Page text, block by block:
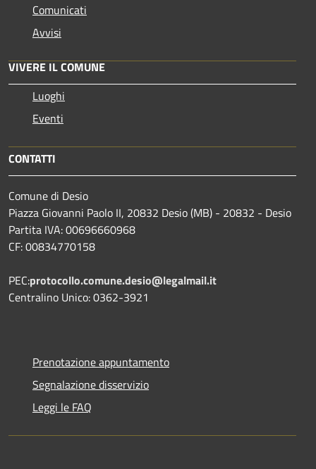
Comunicati
Avvisi
VIVERE IL COMUNE
Luoghi
Eventi
CONTATTI
Comune di Desio
Piazza Giovanni Paolo II, 20832 Desio (MB) - 20832 - Desio
Partita IVA: 00696660968
CF: 00834770158
PEC:protocollo.comune.desio@legalmail.it
Centralino Unico: 0362-3921
Prenotazione appuntamento
Segnalazione disservizio
Leggi le FAQ